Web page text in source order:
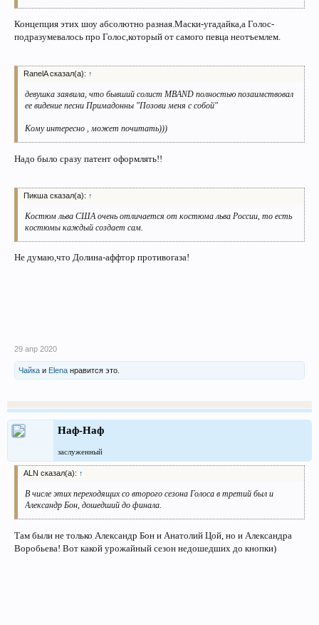
Концепция этих шоу абсолютно разная.Маски-угадайка,а Голос-
подразумевалось про Голос,который от самого певца неотъемлем.
RanelA сказал(а): ↑
девушка заявила, что бывший солист MBAND полностью позаимствовал
ее видение песни Примадонны "Позови меня с собой"
Кому интересно , может почитать)))
Надо было сразу патент оформлять!!
Пикша сказал(а): ↑
Костюм льва США очень отличается от костюма льва России, то есть
костюмы каждый создает сам.
Не думаю,что Долина-аффтор противогаза!
29 апр 2020
Чайка и Elena нравится это.
Наф-Наф
заслуженный
ALN сказал(а): ↑
В числе этих переходящих со второго сезона Голоса в третий был и
Александр Бон, дошедший до финала.
Там были не только Александр Бон и Анатолий Цой, но и Александра
Воробьева! Вот какой урожайный сезон недошедших до кнопки)